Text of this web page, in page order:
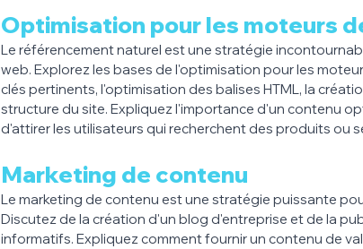
Optimisation pour les moteurs
Le référencement naturel est une stratégie
web. Explorez les bases de l'optimisation pour les
clés pertinents, l'optimisation des balises HTML, la
structure du site. Expliquez l'importance d'un contenu
d'attirer les utilisateurs qui recherchent des produits ou
Marketing de contenu
Le marketing de contenu est une stratégie puissante
Discutez de la création d'un blog d'entreprise et de la
informatifs. Expliquez comment fournir un contenu de